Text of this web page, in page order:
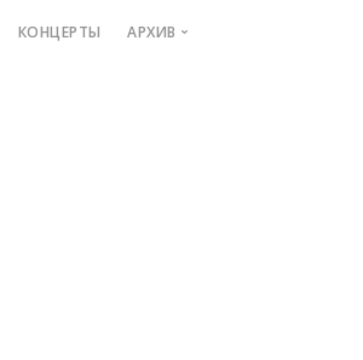
КОНЦЕРТЫ АРХИВ